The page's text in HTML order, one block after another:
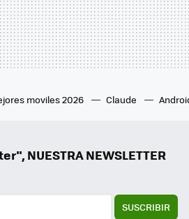
moviles 2026 Claude
NUESTRA NEWSLETTER
SUSCRIBIR